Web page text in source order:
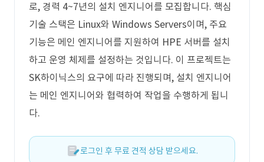
로, 경력 4~7년의 설치 엔지니어를 모집합니다. 핵심
기술 스택은 Linux와 Windows Servers이며, 주요
기능은 메인 엔지니어를 지원하여 HPE 서버를 설치
하고 운영 체제를 설정하는 것입니다. 이 프로젝트는
SK하이닉스의 요구에 따라 진행되며, 설치 엔지니어
는 메인 엔지니어와 협력하여 작업을 수행하게 됩니
다.
로그인 후 무료 견적 상담 받으세요.